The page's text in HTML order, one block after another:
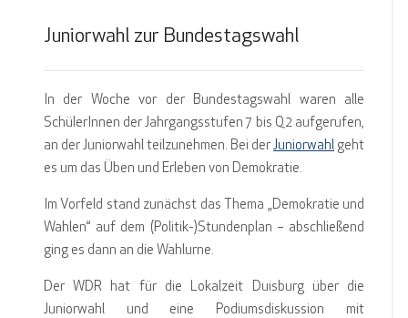
Juniorwahl zur Bundestagswahl
In der Woche vor der Bundestagswahl waren alle
SchülerInnen der Jahrgangsstufen 7 bis Q2 aufgerufen,
an der Juniorwahl teilzunehmen. Bei derJuniorwahl geht
es um das Üben und Erleben von Demokratie.
Im Vorfeld stand zunächst das Thema „Demokratie und
Wahlen“ auf dem (Politik-)Stundenplan – abschließend
ging es dann an die Wahlurne.
Der WDR hat für die Lokalzeit Duisburg über die
Juniorwahl und eine Podiumsdiskussion mit